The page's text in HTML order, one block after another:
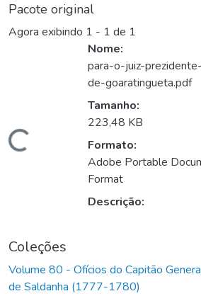
Pacote original
Agora exibindo 1 - 1 de 1
Carregando...
Nome:
para-o-juiz-
de-goaratingueta.pdf
Tamanho:
223,48 KB
Formato:
Adobe Portable
Format
Descrição:
Coleções
Volume 80 - Ofícios do Capitão
de Saldanha (1777-1780)